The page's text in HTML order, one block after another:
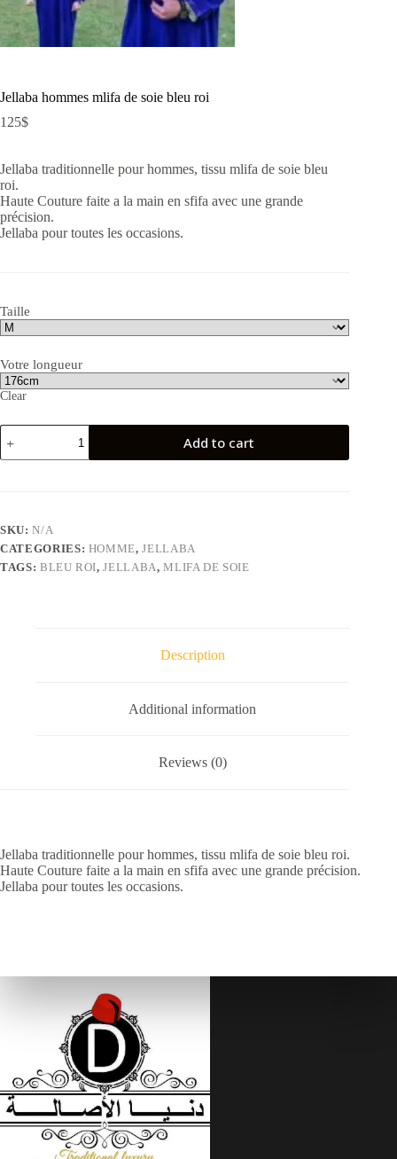
Jellaba hommes mlifa de soie bleu roi
125$
Jellaba traditionnelle pour hommes, tissu mlifa de soie bleu
roi.
Haute Couture faite a la main en sfifa avec une grande
précision.
Jellaba pour toutes les occasions.
Taille
Votre longueur
Clear
Jellaba
hommes
mlifa
quantity
Add to cart
SKU:N/A
CATEGORIES: HOMME,JELLABA
TAGS: BLEU ROI,JELLABA,MLIFA DE SOIE
Description
Additional information
Reviews (0)
Jellaba traditionnelle pour hommes, tissu mlifa de soie bleu roi.
Haute Couture faite a la main en sfifa avec une grande précision.
Jellaba pour toutes les occasions.